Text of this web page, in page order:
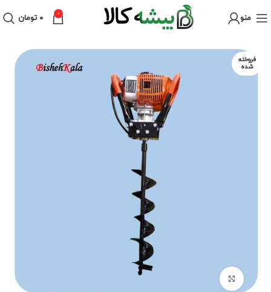
منو 0 ۰ تومان
فروخته
شده
برای بزرگنمایی کلیک کنید